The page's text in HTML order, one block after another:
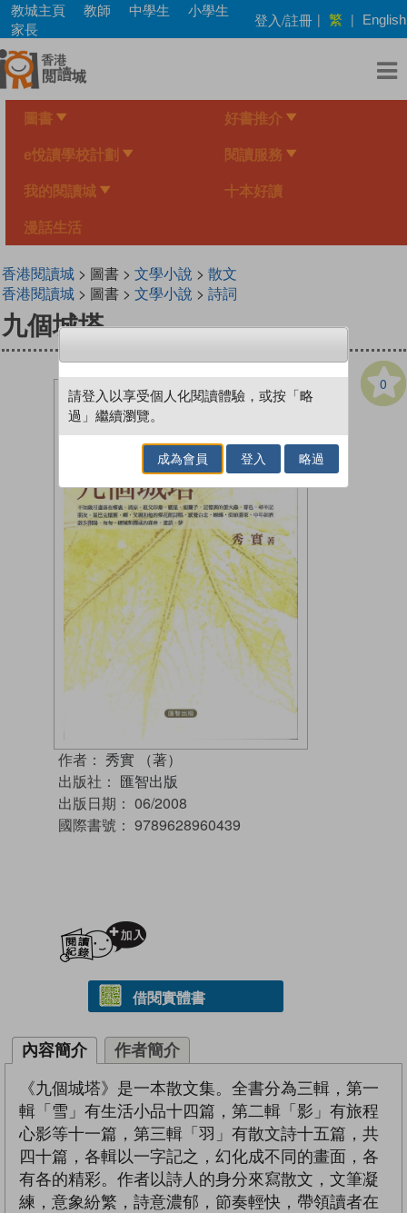
Skip
main
content
教城主頁 教師 中學生
小學生
家長
登入/註冊 | 繁 | English
圖書 好書推介
e悅讀學校計劃 閱讀服務
我的閱讀城 十本好讀
漫話生活
香港閱讀城> 圖書 > 文學小說 > 散文
香港閱讀城> 圖書 > 文學小說 > 詩詞
九個城塔
0
作者： 秀實 （著）
出版社： 匯智出版
出版日期： 06/2008
國際書號： 9789628960439
借閱實體書
內容簡介 作者簡介
《九個城塔》是一本散文集。全書分為三輯，第一
輯「雪」有生活小品十四篇，第二輯「影」有旅程
心影等十一篇，第三輯「羽」有散文詩十五篇，共
四十篇，各輯以一字記之，幻化成不同的畫面，各
有各的精彩。作者以詩人的身分來寫散文，文筆凝
練，意象紛繁，詩意濃郁，節奏輕快，帶領讀者在
請登入以享受個人化閱讀體驗，或按「略
過」繼續瀏覽。
成為會員 登入 略過